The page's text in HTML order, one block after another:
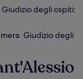
degli ospiti:
Giudizio degli